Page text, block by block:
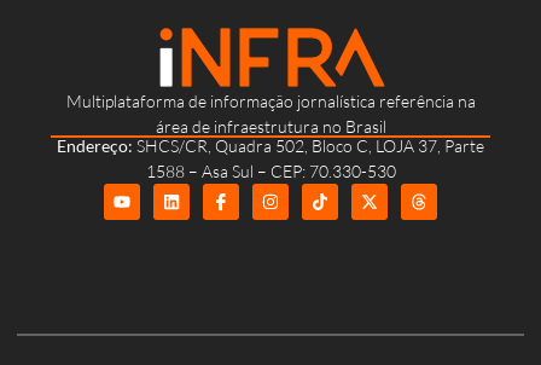
Multiplataforma de informação jornalística referência na
área de infraestrutura no Brasil
Endereço: SHCS/CR, Quadra 502, Bloco C, LOJA 37, Parte
1588 – Asa Sul – CEP: 70.330-530